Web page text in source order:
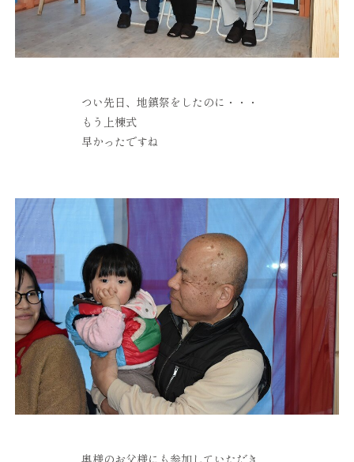
つい先日、地鎮祭をしたのに・・・
もう上棟式
早かったですね
奥様のお父様にも参加していただき